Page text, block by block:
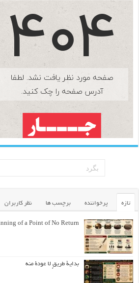
تازه پرخواننده برچسب ها نظر کاربران
of a Point of No Return
بداية طريقٍ لا عودة منه